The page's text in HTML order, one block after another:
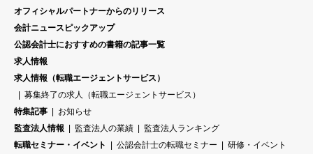
オフィシャルパートナーからのリリース
会計ニュースピックアップ
公認会計士におすすめの書籍の記事一覧
求人情報
求人情報（転職エージェントサービス）
募集終了の求人（転職エージェントサービス）
特集記事
お知らせ
監査法人情報
監査法人の業績
監査法人ランキング
転職セミナー・イベント
公認会計士の転職セミナー
研修・イベント